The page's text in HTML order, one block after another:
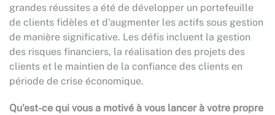
grandes réussites a été de développer un portefeuille
de clients fidèles et d'augmenter les actifs sous gestion
de manière significative. Les défis incluent la gestion
des risques financiers, la réalisation des projets des
clients et le maintien de la confiance des clients en
période de crise économique.
Qu'est-ce qui vous a motivé à vous lancer à votre propre